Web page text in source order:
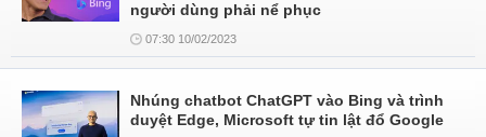
người dùng phải nể phục
07:30 10/02/2023
Nhúng chatbot ChatGPT vào Bing và trình
duyệt Edge, Microsoft tự tin lật đổ Google